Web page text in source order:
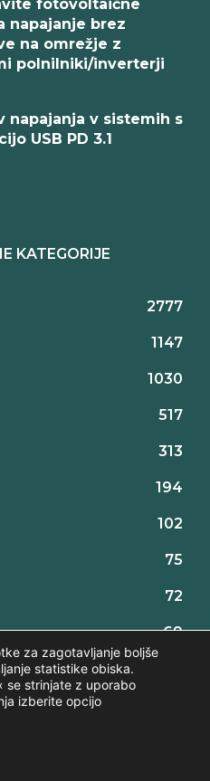
fotovoltaične
napajanje brez
na omrežje z
polnilniki/inverterji
napajanja v sistemih s
USB PD 3.1
KATEGORIJE
2777
1147
1030
517
313
194
102
75
72
69
pravice pridržane. | web:
za zagotavljanje boljše
statistike obiska.
se strinjate z uporabo
izberite opcijo